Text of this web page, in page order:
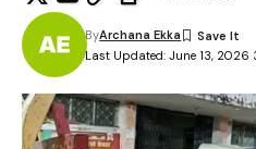
Last Updated: June 13, 2026
ByArchana Ekka